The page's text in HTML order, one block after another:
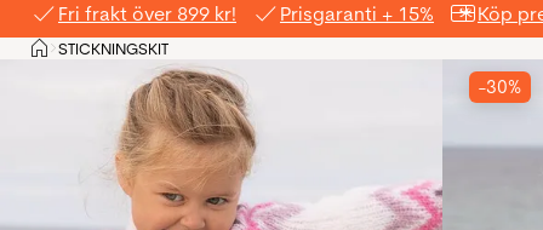
Fri frakt över 899 kr! Prisgaranti + 15% Köp
Hem
>STICKNINGSKIT
-30%